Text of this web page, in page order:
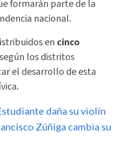
formarán parte de la
nacional.
en cinco
los distritos
el desarrollo de esta
daña su violín
Zúñiga cambia su